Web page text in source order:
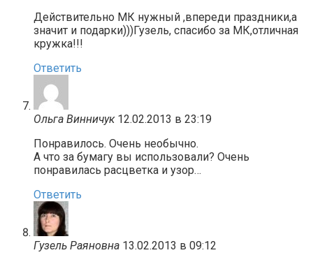
Действительно МК нужный ,впереди праздники,а
значит и подарки)))Гузель, спасибо за МК,отличная
кружка!!!
Ответить
Ольга Винничук 12.02.2013 в 23:19
Понравилось. Очень необычно.
А что за бумагу вы использовали? Очень
понравилась расцветка и узор…
Ответить
Гузель Раяновна 13.02.2013 в 09:12